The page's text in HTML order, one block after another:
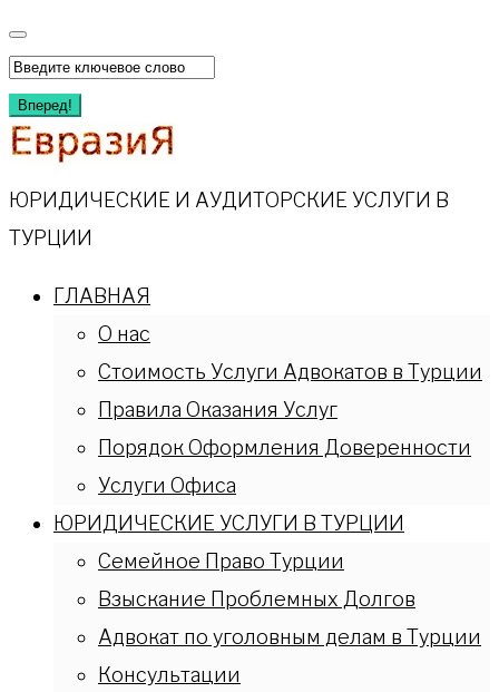
Перейти
к
содержимому
Искать:
Вперед!
ЮРИДИЧЕСКИЕ И АУДИТОРСКИЕ УСЛУГИ В
ТУРЦИИ
ГЛАВНАЯ
О нас
Стоимость Услуги Адвокатов в Турции
Правила Оказания Услуг
Порядок Оформления Доверенности
Услуги Офиса
ЮРИДИЧЕСКИЕ УСЛУГИ В ТУРЦИИ
Семейное Право Турции
Взыскание Проблемных Долгов
Адвокат по уголовным делам в Турции
Консультации